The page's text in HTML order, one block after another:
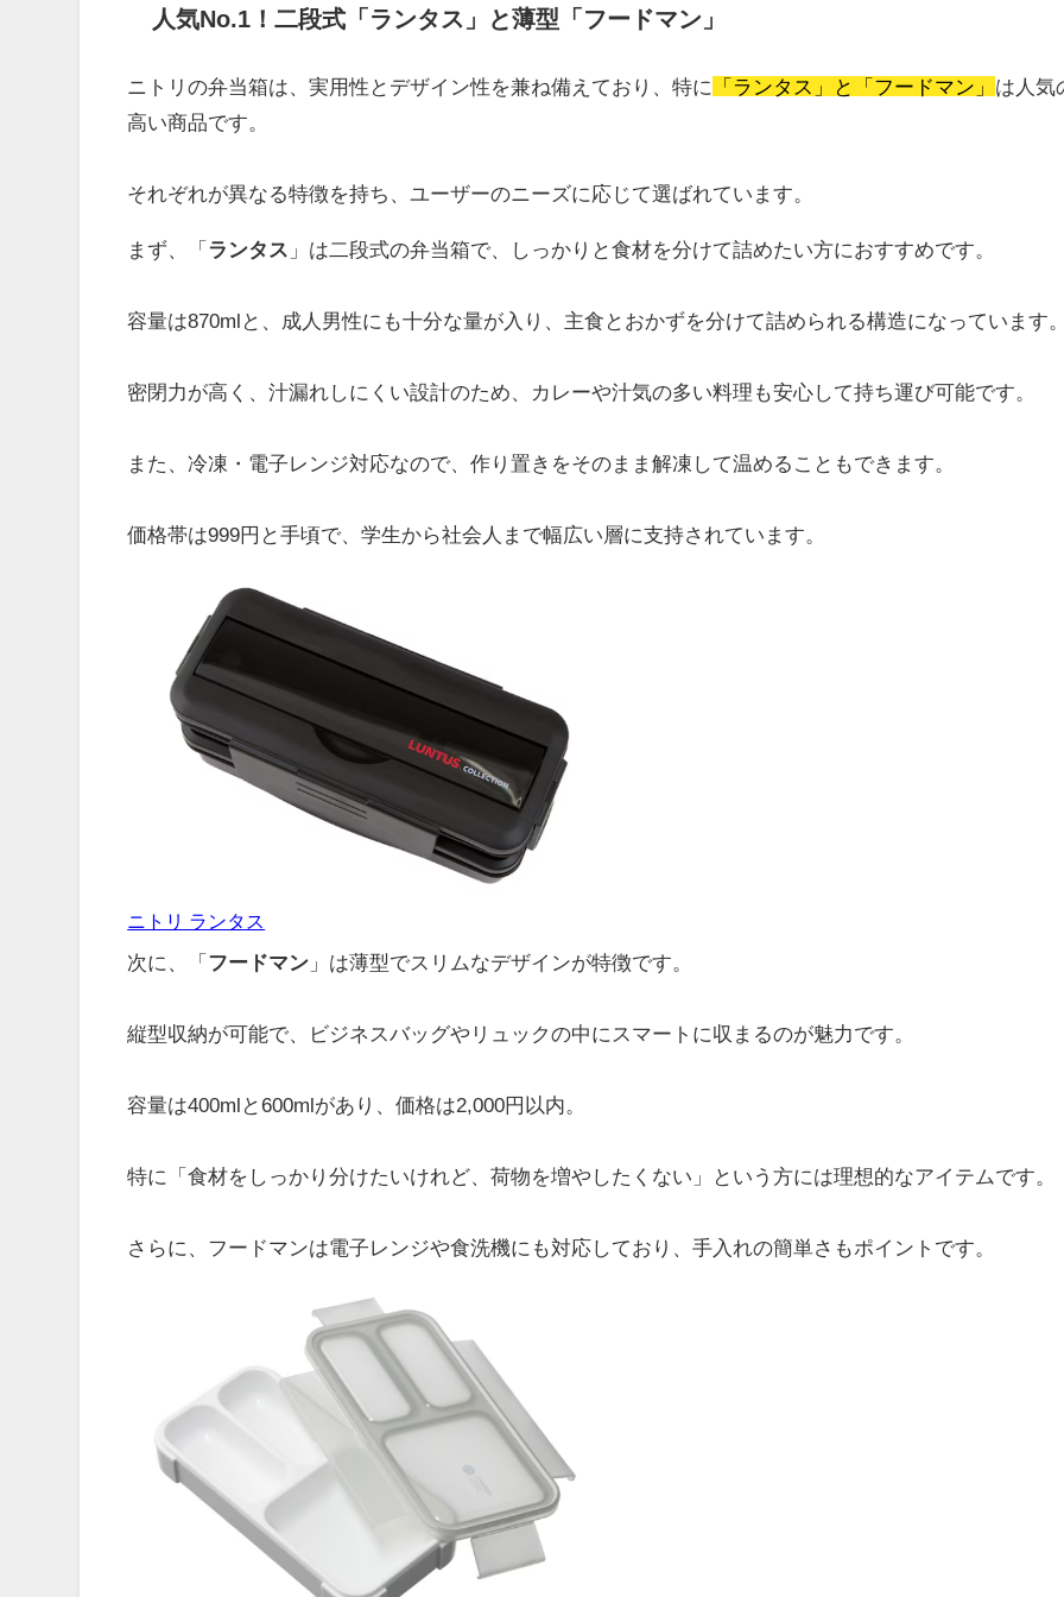
人気No.1！二段式「ランタス」と薄型「フードマン」
ニトリの弁当箱は、実用性とデザイン性を兼ね備えており、特に 「ランタス」と「フードマン」 は人気
高い商品です。
それぞれが異なる特徴を持ち、ユーザーのニーズに応じて選ばれています。
まず、「 ランタス 」は二段式の弁当箱で、しっかりと食材を分けて詰めたい方におすすめです。
容量は870mlと、成人男性にも十分な量が入り、主食とおかずを分けて詰められる構造になっています
密閉力が高く、汁漏れしにくい設計のため、カレーや汁気の多い料理も安心して持ち運び可能です。
また、冷凍・電子レンジ対応なので、作り置きをそのまま解凍して温めることもできます。
価格帯は999円と手頃で、学生から社会人まで幅広い層に支持されています。
ニトリ ランタス
次に、「 フードマン 」は薄型でスリムなデザインが特徴です。
縦型収納が可能で、ビジネスバッグやリュックの中にスマートに収まるのが魅力です。
容量は400mlと600mlがあり、価格は2,000円以内。
特に「食材をしっかり分けたいけれど、荷物を増やしたくない」という方には理想的なアイテムです。
さらに、フードマンは電子レンジや食洗機にも対応しており、手入れの簡単さもポイントです。